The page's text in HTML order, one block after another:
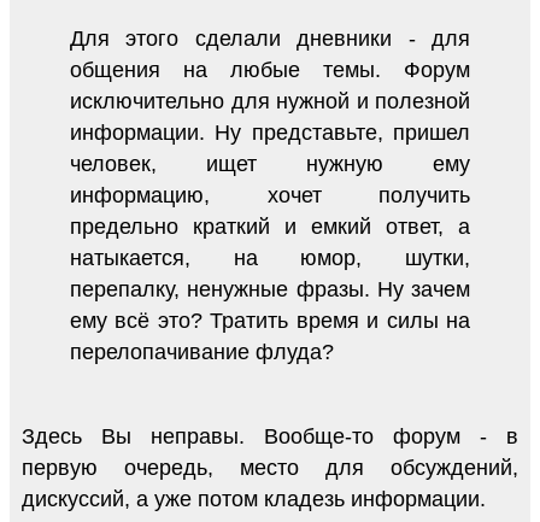
Для этого сделали дневники - для
общения на любые темы. Форум
исключительно для нужной и полезной
информации. Ну представьте, пришел
человек, ищет нужную ему
информацию, хочет получить
предельно краткий и емкий ответ, а
натыкается, на юмор, шутки,
перепалку, ненужные фразы. Ну зачем
ему всё это? Тратить время и силы на
перелопачивание флуда?
Здесь Вы неправы. Вообще-то форум - в
первую очередь, место для обсуждений,
дискуссий, а уже потом кладезь информации.